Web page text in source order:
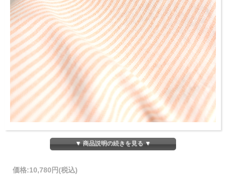
▼ 商品説明の続きを見る ▼
価格:10,780円(税込)